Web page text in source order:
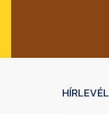
HÍRLEVÉL